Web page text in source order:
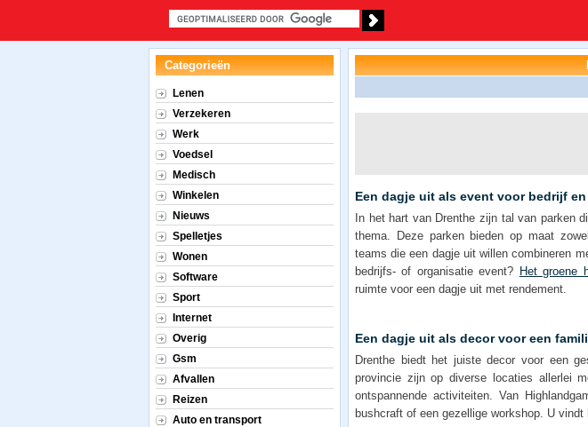
Een dagje uit als event voor bedrijf
In het hart van Drenthe zijn tal van parken
thema. Deze parken bieden op maat
teams die een dagje uit willen combineren
bedrijfs- of organisatie event? Het groene
ruimte voor een dagje uit met rendement.
Een dagje uit als decor voor een
Drenthe biedt het juiste decor voor een
provincie zijn op diverse locaties allerlei
ontspannende activiteiten. Van
bushcraft of een gezellige workshop. U
Categorieën
Lenen
Verzekeren
Werk
Voedsel
Medisch
Winkelen
Nieuws
Spelletjes
Wonen
Software
Sport
Internet
Overig
Gsm
Afvallen
Reizen
Auto en transport